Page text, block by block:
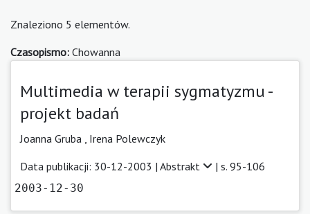
Znaleziono 5 elementów.
Czasopismo: Chowanna
Multimedia w terapii sygmatyzmu -
projekt badań
Joanna Gruba , Irena Polewczyk
Data publikacji: 30-12-2003 | Abstrakt | s. 95-106
2003-12-30